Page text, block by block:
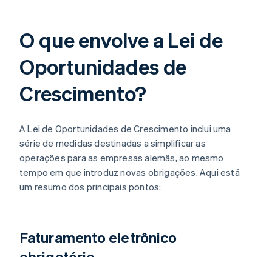
O que envolve a Lei de
Oportunidades de
Crescimento?
A Lei de Oportunidades de Crescimento inclui uma
série de medidas destinadas a simplificar as
operações para as empresas alemãs, ao mesmo
tempo em que introduz novas obrigações. Aqui está
um resumo dos principais pontos:
Faturamento eletrônico